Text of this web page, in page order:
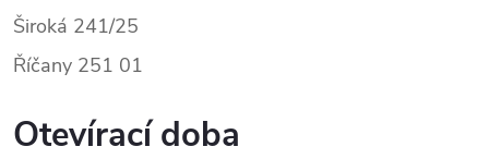
Široká 241/25
Říčany 251 01
Otevírací doba